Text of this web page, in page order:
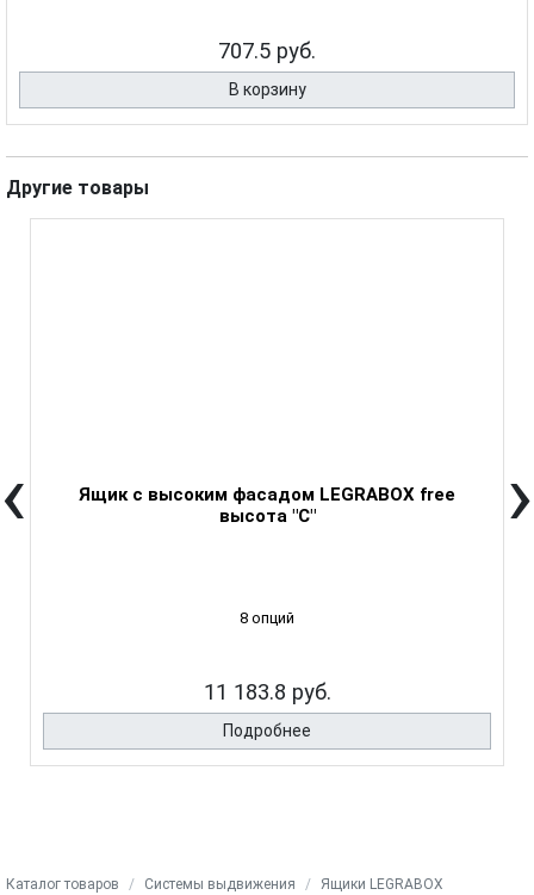
707.5 руб.
В корзину
Другие товары
Ящик с высоким фасадом LEGRABOX free
высота "C"
8 опций
11 183.8 руб.
Подробнее
‹ ›
Каталог товаров Системы выдвижения
Ящики LEGRABOX